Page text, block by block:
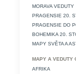
MORAVA VEDUTY
PRAGENSIE 20.
PRAGENSIE DO
BOHEMIKA 20.
MAPY SVĚTA A
MAPY A VEDUTY
AFRIKA